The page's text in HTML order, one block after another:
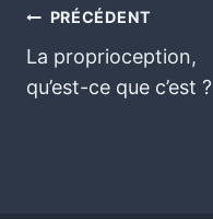
PRÉCÉDENT
La proprioception,
qu’est-ce que c’est ?